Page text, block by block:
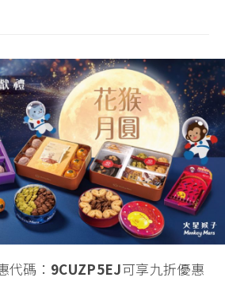
代碼： 9CUZP5EJ可享九折優惠